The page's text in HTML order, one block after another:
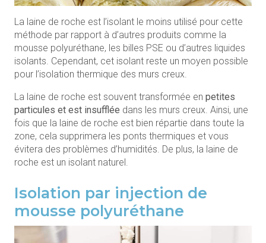
La laine de roche est l’isolant le moins utilisé pour cette
méthode par rapport à d’autres produits comme la
mousse polyuréthane, les billes PSE ou d’autres liquides
isolants. Cependant, cet isolant reste un moyen possible
pour l’isolation thermique des murs creux.
La laine de roche est souvent transformée en petites
particules et est insufflée dans les murs creux. Ainsi, une
fois que la laine de roche est bien répartie dans toute la
zone, cela supprimera les ponts thermiques et vous
évitera des problèmes d’humidités. De plus, la laine de
roche est un isolant naturel.
Isolation par injection de
mousse polyuréthane